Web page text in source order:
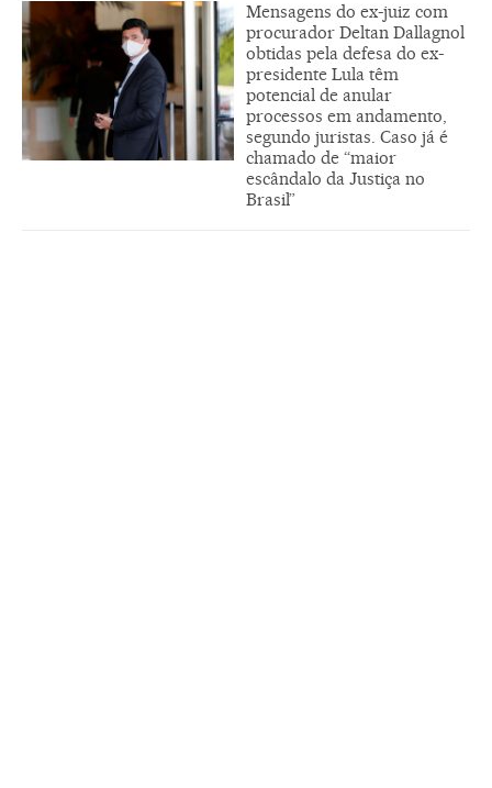
Mensagens do ex-juiz com
procurador Deltan Dallagnol
obtidas pela defesa do ex-
presidente Lula têm
potencial de anular
processos em andamento,
segundo juristas. Caso já é
chamado de “maior
escândalo da Justiça no
Brasil”